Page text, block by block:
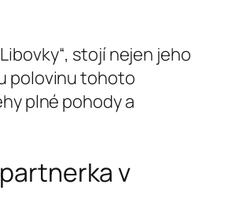
stojí nejen jeho
polovinu tohoto
plné pohody a
v